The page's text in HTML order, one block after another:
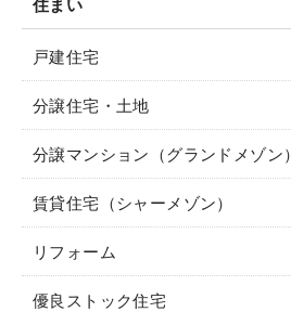
戸建住宅
分譲住宅・土地
分譲マンション（グランドメゾン）
賃貸住宅（シャーメゾン）
リフォーム
優良ストック住宅